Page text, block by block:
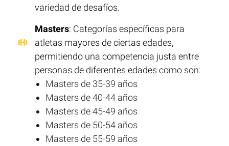
variedad de desafíos.
Masters: Categorías específicas para
atletas mayores de ciertas edades,
permitiendo una competencia justa entre
personas de diferentes edades como son:
Masters de 35-39 años
Masters de 40-44 años
Masters de 45-49 años
Masters de 50-54 años
Masters de 55-59 años